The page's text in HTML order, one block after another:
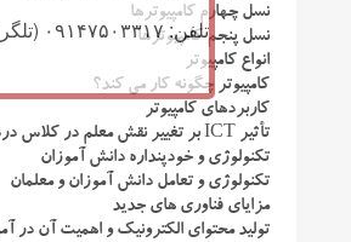
نسل چهارم کامپیوترها
نسل پنجم کامپیوترها
انواع کامپیوتر
کامپیوتر چگونه کار می کند؟
کاربردهای کامپیوتر
تأثیر ICT بر تغییر نقش معلم در کلاس درس
تکنولوژی و خودپنداره دانش آموزان
تکنولوژی و تعامل دانش آموزان و معلمان
مزایای فناوری های جدید
تولید محتوای الکترونیک و اهمیت آن در
تلفن: ۰۹۱۴۷۵۰۳۳۱۷ (تلگرام یا تماس)